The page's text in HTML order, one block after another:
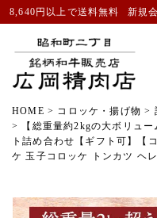
8,640円以上で送料無料 新規
HOME コロッケ・揚げ物
【総重量約2kgの大ボリュ
ト詰め合わせ【ギフト可】【
ケ 玉子コロッケ トンカツ ヘ